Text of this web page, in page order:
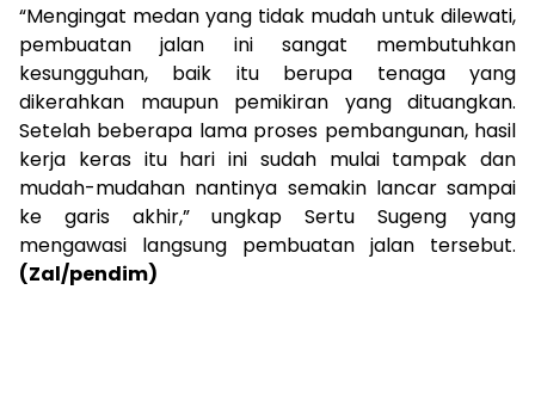
“Mengingat medan yang tidak mudah untuk dilewati,
pembuatan jalan ini sangat membutuhkan
kesungguhan, baik itu berupa tenaga yang
dikerahkan maupun pemikiran yang dituangkan.
Setelah beberapa lama proses pembangunan, hasil
kerja keras itu hari ini sudah mulai tampak dan
mudah-mudahan nantinya semakin lancar sampai
ke garis akhir,” ungkap Sertu Sugeng yang
mengawasi langsung pembuatan jalan tersebut.
(Zal/pendim)